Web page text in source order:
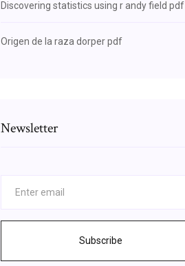
Discovering statistics using r andy field pdf
Origen de la raza dorper pdf
Newsletter
Subscribe